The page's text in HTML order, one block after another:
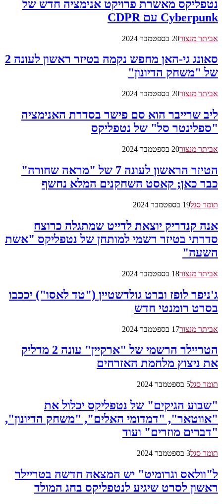
נטפליקס מאשרת פרויקט אנימציה חדש של
Cyberpunk עם CDPR
אביתר מנצור20 בספטמבר 2024
סאונג גי-האן מחפש נקמה בטיזר ראשון לעונה 2
של "משחק הדיונון"
אביתר מנצור20 בספטמבר 2024
ליב שרייבר הוא סם פישר בסדרת האנימציה
"ספלינטר סל" של נטפליקס
אביתר מנצור20 בספטמבר 2024
הטיזר הראשון לעונה 7 של "מראה שחורה"
כבר כאן; קאסט השחקנים המלא נחשף
תומר סגל19 בספטמבר 2024
אנה קנדריק יוצאת לדייט שמתגלה כרוצח
סדרתי בטיזר רשמי למותחן של נטפליקס "אשת
השעה"
אביתר מנצור18 בספטמבר 2024
ג'ניפר לופז וברט גולדשטיין ("טד לאסו") יככבו
בסרט רומנטי חדש
אביתר מנצור17 בספטמבר 2024
הטריילר הרשמי של "ארקיין" עונה 2 מדליק
את ניצוץ מלחמת האזרחים
תומר סגל5 בספטמבר 2024
"שבוע הגיקים" של נטפליקס יכלול את
"אווטאר", "דמדומי האלים", "משחק הדיונון",
"דברים מוזרים" ועוד
תומר סגל3 בספטמבר 2024
ל"וולאס וגרומיט" יש המצאה חדשה בטריילר
ראשון לסרט שיגיע לנטפליקס בחג המולד